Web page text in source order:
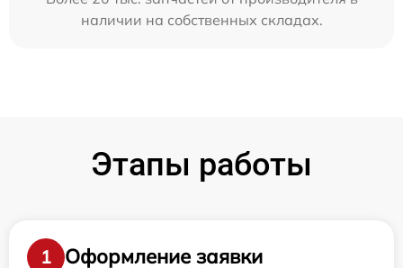
наличии на собственных складах.
Этапы работы
1
Оформление заявки